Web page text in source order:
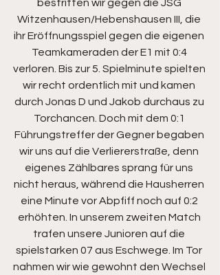
bestritten wir gegen die JSG
Witzenhausen/Hebenshausen III, die
ihr Eröffnungsspiel gegen die eigenen
Teamkameraden der E1 mit 0:4
verloren. Bis zur 5. Spielminute spielten
wir recht ordentlich mit und kamen
durch Jonas D und Jakob durchaus zu
Torchancen. Doch mit dem 0:1
Führungstreffer der Gegner begaben
wir uns auf die Verliererstraße, denn
eigenes Zählbares sprang für uns
nicht heraus, während die Hausherren
eine Minute vor Abpfiff noch auf 0:2
erhöhten. In unserem zweiten Match
trafen unsere Junioren auf die
spielstarken 07 aus Eschwege. Im Tor
nahmen wir wie gewohnt den Wechsel